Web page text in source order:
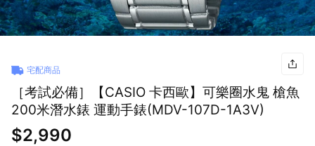
宅配商品
［考試必備］【CASIO 卡西歐】可樂圈水鬼 槍魚
200米潛水錶 運動手錶(MDV-107D-1A3V)
$2,990